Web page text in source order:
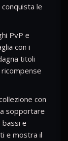
le
PvP e
con i
titoli
con
sopportare
bassi e
e mostra il